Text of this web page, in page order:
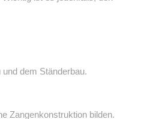
dem Ständerbau.
Zangenkonstruktion bilden.